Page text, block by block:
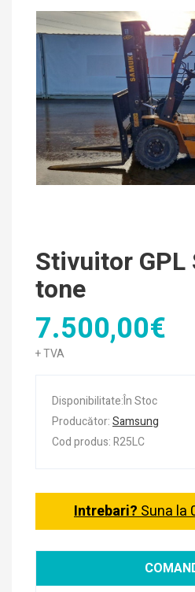
Stivuitor GPL
tone
7.500,00€
+ TVA
Disponibilitate:În Stoc
Producător:Samsung
Cod produs: R25LC
Intrebari?Suna la